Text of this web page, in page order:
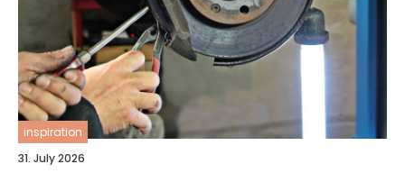
inspiration
31. July 2026